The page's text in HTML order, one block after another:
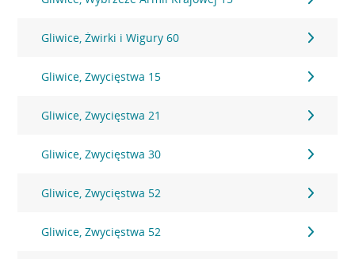
Gliwice, Żwirki i Wigury 60
Gliwice, Zwycięstwa 15
Gliwice, Zwycięstwa 21
Gliwice, Zwycięstwa 30
Gliwice, Zwycięstwa 52
Gliwice, Zwycięstwa 52